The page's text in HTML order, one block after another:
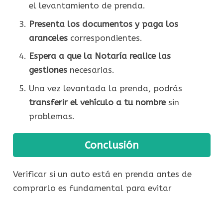
el levantamiento de prenda.
Presenta los documentos y paga los
arancelescorrespondientes.
Espera a que la Notaría realice las
gestionesnecesarias.
Una vez levantada la prenda, podrás
transferir el vehículo a tu nombresin
problemas.
Conclusión
Verificar si un auto está en prenda antes de
comprarlo es fundamental para evitar